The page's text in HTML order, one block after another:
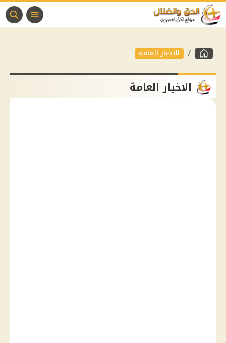
الاخبار العامة
الاخبار العامة